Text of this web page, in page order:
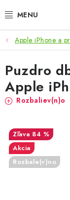
na
NAŠE AKCIE!
NAŠE NOVINKY!
POTRAVINY
NÁBYTOK
ELEKTRO
Apple iPhone a
Puzdro
Apple
Rozbaliev(n)o
84 %
Akcia
Rozbale(v)no